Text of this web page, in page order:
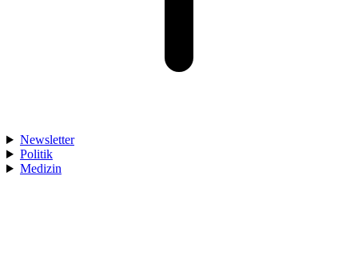
Newsletter
Politik
Medizin